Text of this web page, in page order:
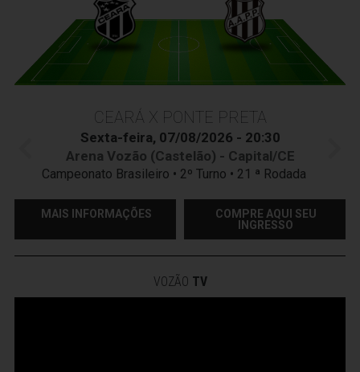
CEARÁ X PONTE PRETA
Sexta-feira, 07/08/2026 - 20:30
Arena Vozão (Castelão) - Capital/CE
Campeonato Brasileiro • 2º Turno • 21 ª Rodada
MAIS INFORMAÇÕES
COMPRE AQUI SEU
INGRESSO
VOZÃO TV